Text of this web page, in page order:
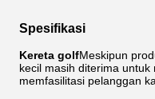
Spesifikasi
Kereta golfMeskipun
kecil masih diterima untuk
memfasilitasi pelanggan